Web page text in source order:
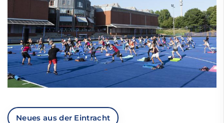
Neues aus der Eintracht